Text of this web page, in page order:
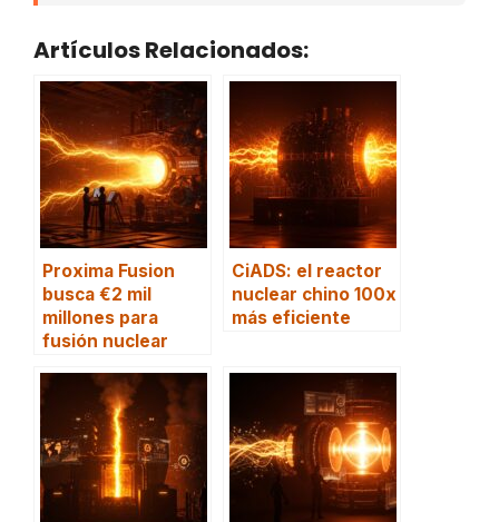
Artículos Relacionados:
Proxima Fusion
busca €2 mil
millones para
fusión nuclear
CiADS: el reactor
nuclear chino 100x
más eficiente